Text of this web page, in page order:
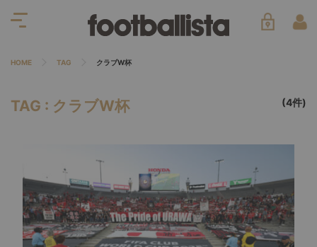
HOME TAG クラブW杯
TAG : クラブW杯 (4件)